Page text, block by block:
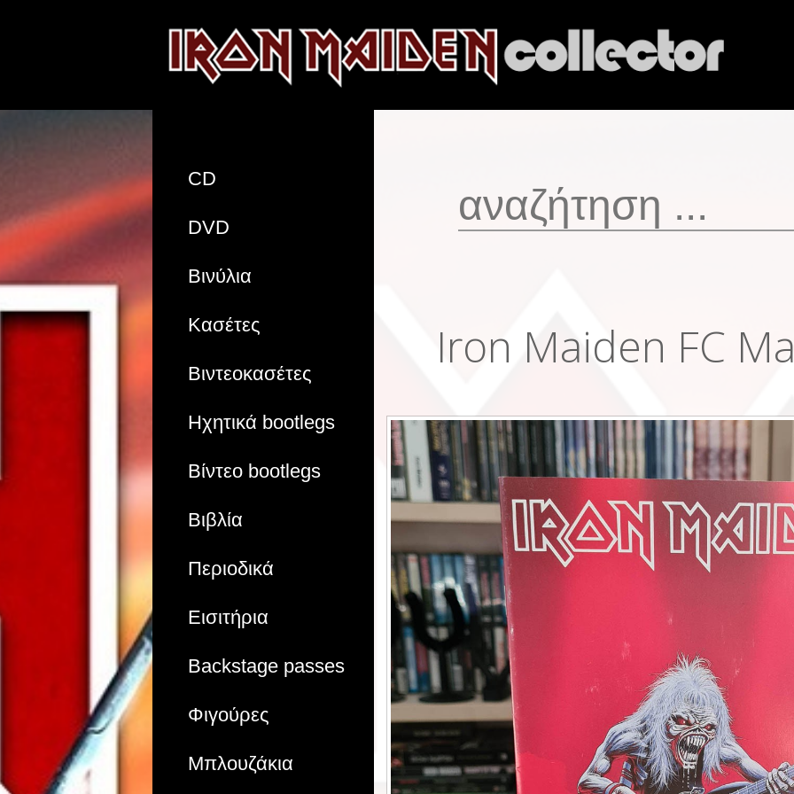
CD
DVD
Βινύλια
Κασέτες
Βιντεοκασέτες
Ηχητικά bootlegs
Βίντεο bootlegs
Βιβλία
Περιοδικά
Εισιτήρια
Backstage passes
Φιγούρες
Μπλουζάκια
Iron Maiden FC